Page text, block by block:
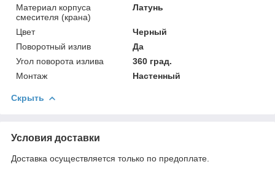
Материал корпуса
смесителя (крана)
Латунь
Цвет
Черный
Поворотный излив
Да
Угол поворота излива
360 град.
Монтаж
Настенный
Скрыть
Условия доставки
Доставка осуществляется только по предоплате.